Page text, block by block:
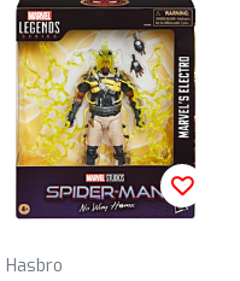
Hasbro